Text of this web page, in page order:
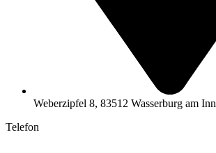
Weberzipfel 8, 83512 Wasserburg am Inn
Telefon